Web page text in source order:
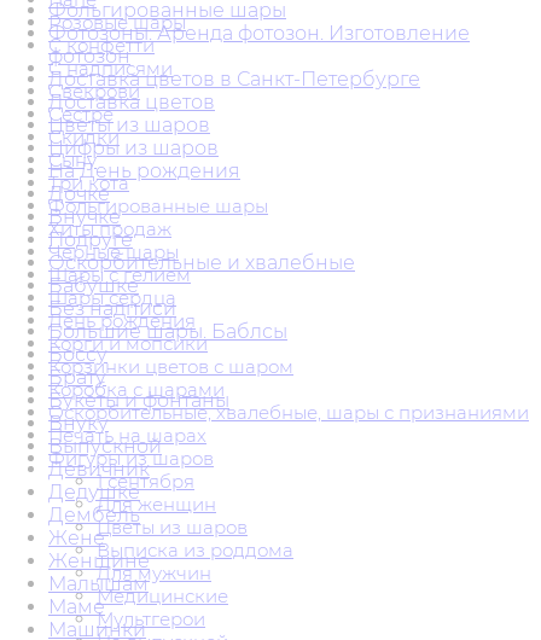
Розовые шары
С конфетти
С надписями
Свекрови
Сестре
Скидки
Сыну
Три кота
Фольгированные шары
Хиты продаж
Черные шары
Шары с гелием
Шары сердца
День рождения
Корги и мопсики
Корзинки цветов с шаром
Коробка с шарами
Оскорбительные, хвалебные, шары с признаниями
Печать на шарах
Фигуры из шаров
1 сентября
Для женщин
Цветы из шаров
Выписка из роддома
Для мужчин
Медицинские
Мультгерои
Фольгированные шары
Фотозоны. Аренда фотозон. Изготовление
фотозон
Доставка цветов в Санкт-Петербурге
Доставка цветов
Цветы из шаров
Цифры из шаров
На День рождения
Дочке
Внучке
Подруге
Оскорбительные и хвалебные
Бабушке
Без надписи
Большие шары. Баблсы
Боссу
Брату
Букеты и фонтаны
Внуку
Выпускной
Девичник
Дедушке
Дембель
Жене
Женщине
Малышам
Маме
Машинки